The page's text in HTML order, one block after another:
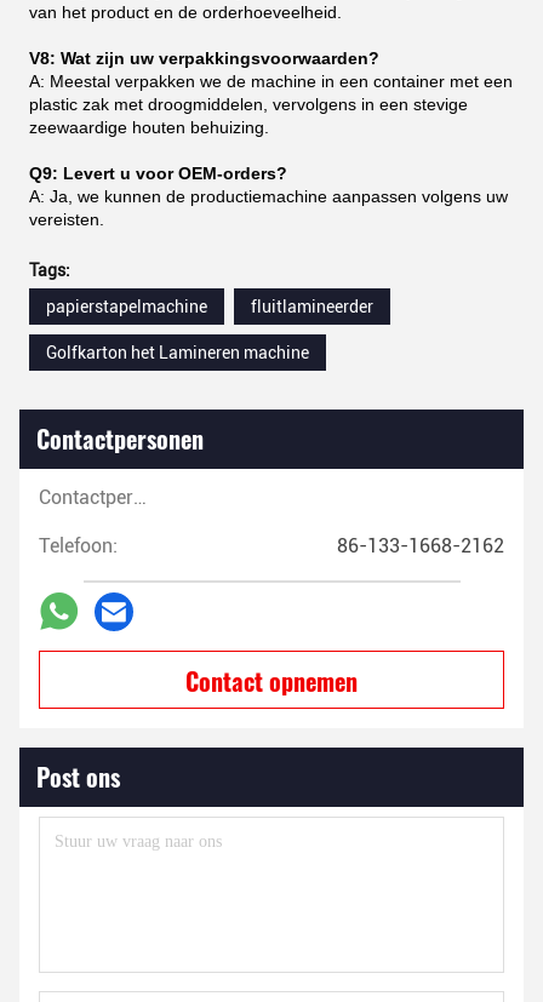
van het product en de orderhoeveelheid.
V8: Wat zijn uw verpakkingsvoorwaarden?
A: Meestal verpakken we de machine in een container met een
plastic zak met droogmiddelen, vervolgens in een stevige
zeewaardige houten behuizing.
Q9: Levert u voor OEM-orders?
A: Ja, we kunnen de productiemachine aanpassen volgens uw
vereisten.
Tags:
papierstapelmachine
fluitlamineerder
Golfkarton het Lamineren machine
Contactpersonen
Contactpersonen:
Telefoon: 86-133-1668-2162
Contact opnemen
Post ons